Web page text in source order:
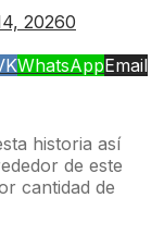
20260
WhatsAppEmail
historia así
de este
cantidad de